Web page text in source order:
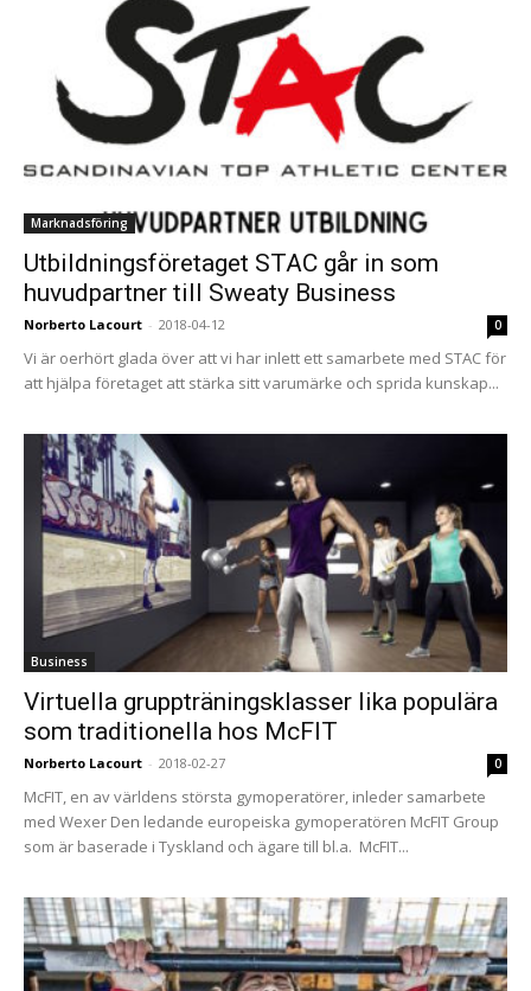
Marknadsföring
Utbildningsföretaget STAC går in som
huvudpartner till Sweaty Business
Norberto Lacourt - 2018-04-12 0
Vi är oerhört glada över att vi har inlett ett samarbete med STAC för
att hjälpa företaget att stärka sitt varumärke och sprida kunskap...
Business
Virtuella gruppträningsklasser lika populära
som traditionella hos McFIT
Norberto Lacourt - 2018-02-27 0
McFIT, en av världens största gymoperatörer, inleder samarbete
med Wexer Den ledande europeiska gymoperatören McFIT Group
som är baserade i Tyskland och ägare till bl.a. McFIT...